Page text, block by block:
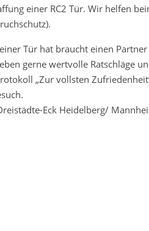
einer RC2 Tür. Wir helfen
Tür hat braucht einen
gerne wertvolle Ratschläge
„Zur vollsten
Eck Heidelberg/